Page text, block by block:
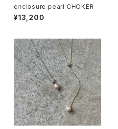
enclosure pearl CHOKER
¥13,200